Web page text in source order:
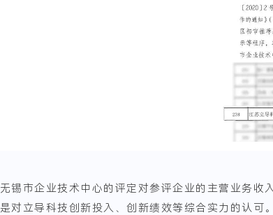
无锡市企业技术中心的评定对参评企业的主营业务收
是对立导科技创新投入、创新绩效等综合实力的认可。